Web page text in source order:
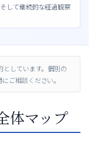
して継続的な経過観察
しています。個別の
ご相談ください。
体マップ